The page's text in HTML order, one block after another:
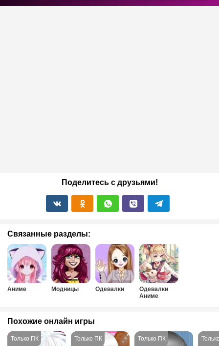
Поделитесь с друзьями!
Связанные разделы:
Аниме Модницы Одевалки
Одевалки
Аниме
Похожие онлайн игры